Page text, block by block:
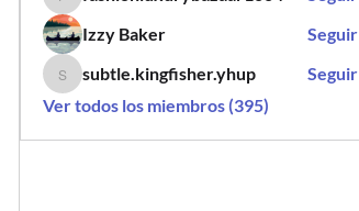
Izzy Baker
Seguir
subtle.kingfisher.yhup
subtle.kingfisher.yhup
Seguir
Ver todos los miembros (395)